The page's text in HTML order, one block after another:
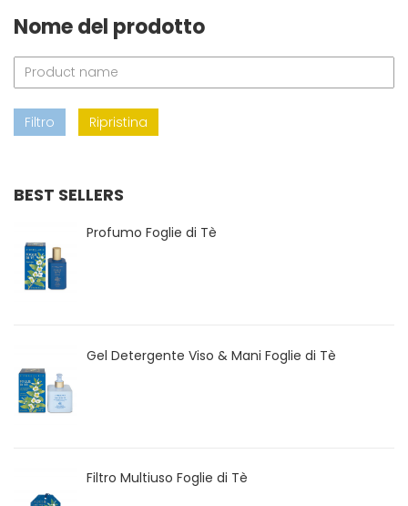
Nome del prodotto
Filtro Ripristina
BEST SELLERS
Profumo Foglie di Tè
Gel Detergente Viso & Mani Foglie di Tè
Filtro Multiuso Foglie di Tè